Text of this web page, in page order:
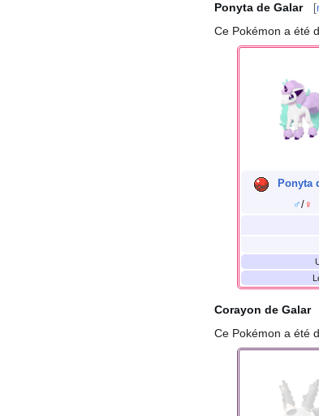
Ponyta de Galar [
Ce Pokémon a été
Ponyta
♂/ ♀
Corayon de Galar
Ce Pokémon a été